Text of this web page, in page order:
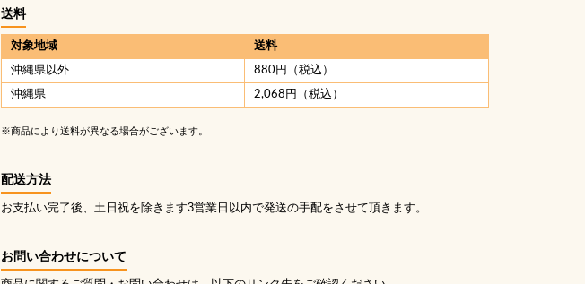
送料
対象地域 送料
沖縄県以外 880円（税込）
沖縄県 2,068円（税込）
※商品により送料が異なる場合がございます。
配送方法
お支払い完了後、土日祝を除きます3営業日以内で発送の手配をさせて頂きます。
お問い合わせについて